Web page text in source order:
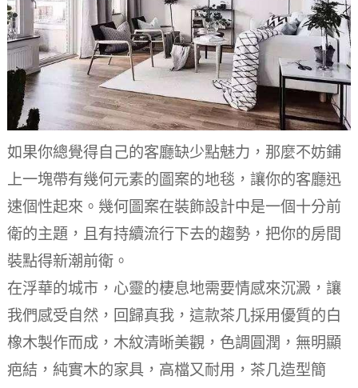
如果你總覺得自己的客廳缺少點魅力，那麼不妨鋪
上一塊帶有幾何元素的圖案的地毯，讓你的客廳迅
速個性起來。 幾何圖案在裝飾設計中是一個十分前
衛的主題，且有持續流行下去的趨勢，把你的房間
裝點得新潮前衛。
在浮華的城市，心靈的棲息地需要情感來沉澱，讓
我們感受自然，回歸真我，這款茶几採用優質的白
橡木製作而成，木紋清晰美觀，色調圓潤，無明顯
疤結，純實木的家具，高檔又耐用，茶几造型簡